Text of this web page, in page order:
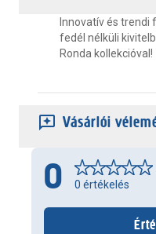
Innovatív és trendi
fedél nélküli
Ronda kollekcióval!
Vásárlói
0 0 értékelés